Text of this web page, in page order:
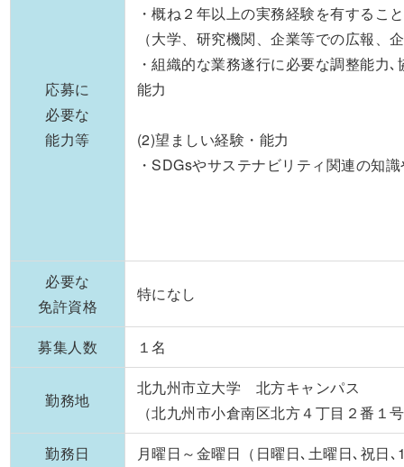
応募に
必要な
能力等
・概ね２年以上の実務経験を有すること
（大学、研究機関、企業等での広報、
・組織的な業務遂行に必要な調整能力
能力
(2)望ましい経験・能力
・SDGsやサステナビリティ関連の知
必要な
免許資格
特になし
募集人数 １名
勤務地
北九州市立大学 北方キャンパス
（北九州市小倉南区北方４丁目２番１
勤務日
月曜日～金曜日（日曜日､土曜日､祝日